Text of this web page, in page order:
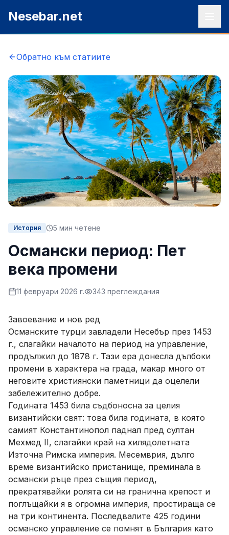
Nesebar.net
Обратно към статиите
История 5 мин четене
Османски период: Пет
века промени
11 февруари 2026 г. 343 преглеждания
Завоевание и нов ред
Османските турци завладели Несебър през 1453
г., слагайки началото на период на управление,
продължил до 1878 г. Тази ера донесла дълбоки
промени в характера на града, макар много от
неговите християнски паметници да оцелели
забележително добре.
Годината 1453 била съдбоносна за целия
византийски свят: това била годината, в която
самият Константинопол паднал пред султан
Мехмед II, слагайки край на хилядолетната
Източна Римска империя. Месемврия, дълго
време византийско пристанище, преминала в
османски ръце през същия период,
прекратявайки ролята си на гранична крепост и
поглъщайки я в огромна империя, простираща се
на три континента. Последвалите 425 години
османско управление се помнят в България като